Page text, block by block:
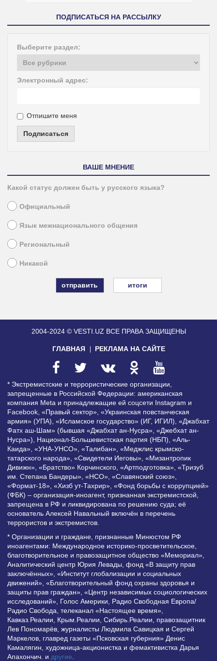
ПОДПИСАТЬСЯ НА РАССЫЛКУ
Выберите раздел:
Электронный адрес:
Отпишите меня
Подписаться
ВАШЕ МНЕНИЕ
Какой статус должен быть у русского языка?
Официальный
Язык межнационального общения
Региональный
Никакой
итоги
2004-2024 © VESTI.UZ ВСЕ ПРАВА ЗАЩИЩЕНЫ
ГЛАВНАЯ РЕКЛАМА НА САЙТЕ
* Экстремистские и террористические организации,
запрещенные в Российской Федерации: американская
компания Meta и принадлежащие ей соцсети Instagram и
Facebook, «Правый сектор», «Украинская повстанческая
армия» (УПА), «Исламское государство» (ИГ, ИГИЛ), «Джабхат
Фатх аш-Шам» (бывшая «Джабхат ан-Нусра», «Джебхат ан-
Нусра»), Национал-Большевистская партия (НБП), «Аль-
Каида», «УНА-УНСО», «Талибан», «Меджлис крымско-
татарского народа», «Свидетели Иеговы», «Мизантропик
Дивижн», «Братство» Корчинского, «Артподготовка», «Тризуб
им. Степана Бандеры», «НСО», «Славянский союз»,
«Формат-18», «Хизб ут-Тахрир», «Фонд борьбы с коррупцией»
(ФБК) – организация-иноагент, признанная экстремистской,
запрещена в РФ и ликвидирована по решению суда; её
основатель Алексей Навальный включён в перечень
террористов и экстремистов.
* Организации и граждане, признанные Минюстом РФ
иноагентами: Международное историко-просветительское,
благотворительное и правозащитное общество «Мемориал»,
Аналитический центр Юрия Левады, фонд «В защиту прав
заключённых», «Институт глобализации и социальных
движений», «Благотворительный фонд охраны здоровья и
защиты прав граждан», «Центр независимых социологических
исследований», Голос Америки, Радио Свободная Европа/
Радио Свобода, телеканал «Настоящее время»,
Кавказ.Реалии, Крым.Реалии, Сибирь.Реалии, правозащитник
Лев Пономарёв, журналисты Людмила Савицкая и Сергей
Маркелов, главред газеты «Псковская губерния» Денис
Камалягин, художница-акционистка и фемактивистка Дарья
Апахончич. и другие